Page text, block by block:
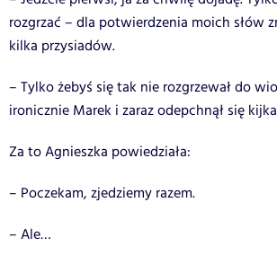
rozgrzać – dla potwierdzenia moich słów
kilka przysiadów.
– Tylko żebyś się tak nie rozgrzewał do
ironicznie Marek i zaraz odepchnął się
Za to Agnieszka powiedziała:
– Poczekam, zjedziemy razem.
– Ale…